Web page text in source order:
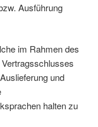
Ausführung
im Rahmen des
und
halten zu